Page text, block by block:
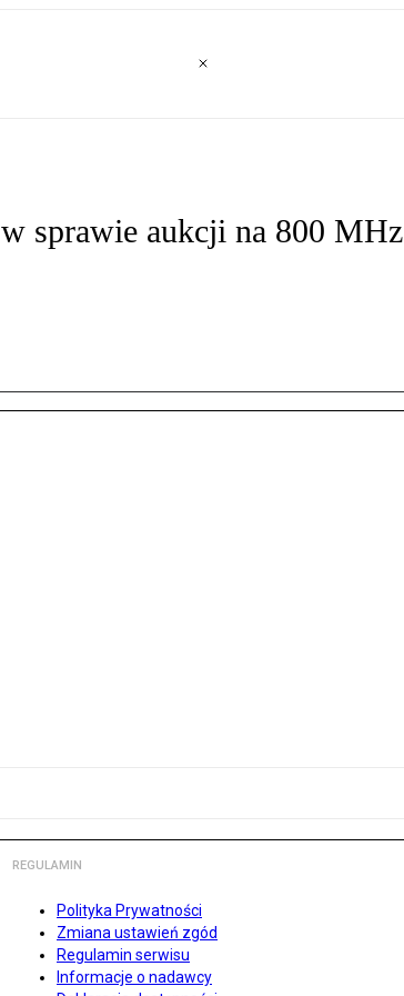
sprawie aukcji na 800 MHz
REGULAMIN
Polityka Prywatności
Zmiana ustawień zgód
Regulamin serwisu
Informacje o nadawcy